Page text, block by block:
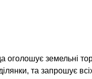
оголошує земельні
та запрошує